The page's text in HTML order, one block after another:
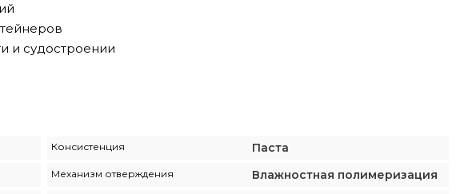
и судостроении
Консистенция Паста
Механизм отверждения Влажностная полимеризация